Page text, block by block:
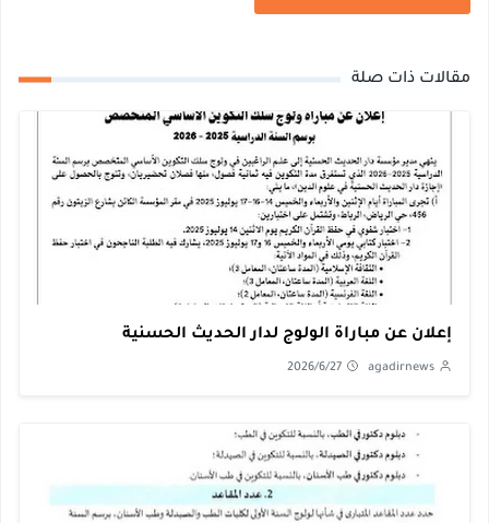
مقالات ذات صلة
إعلان عن مباراة الولوج لدار الحديث الحسنية
agadirnews
2026/6/27